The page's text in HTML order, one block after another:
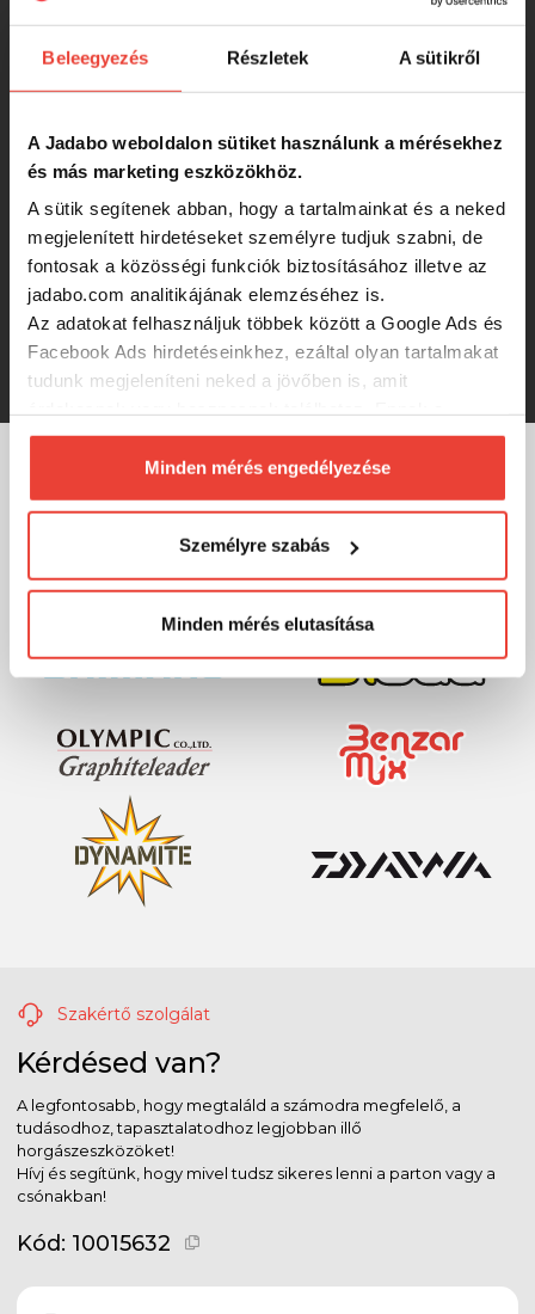
Beleegyezés Részletek A sütikről
A Jadabo weboldalon sütiket használunk a mérésekhez
és más marketing eszközökhöz.
A sütik segítenek abban, hogy a tartalmainkat és a neked
megjelenített hirdetéseket személyre tudjuk szabni, de
fontosak a közösségi funkciók biztosításához illetve az
jadabo.com analitikájának elemzéséhez is.
Az adatokat felhasználjuk többek között a Google Ads és
Facebook Ads hirdetéseinkhez, ezáltal olyan tartalmakat
tudunk megjeleníteni neked a jövőben is, amit
biztosításához arra kérünk, hogy engedd meg
számunkra minden mérés használatát.
Természetesensoha semmilyen formában nem fogunk
megváltoztathatod a döntésed ezzel kapcsolatban.
Előre is köszönjük!
Minden mérés engedélyezése
Személyre szabás
Minden mérés elutasítása
Reiva HD Kapocs 1-es méret 10db/cs
-7%
362 Ft
Reiva Easy Kapocs 0-as 10db/cs
299 Ft
MÁRKÁINK
Szakértő szolgálat
Kérdésed van?
A legfontosabb, hogy megtaláld a számodra megfelelő, a
tudásodhoz, tapasztalatodhoz legjobban illő
horgászeszközöket!
Hívj és segítünk, hogy mivel tudsz sikeres lenni a parton vagy a
csónakban!
Kód: 10015632